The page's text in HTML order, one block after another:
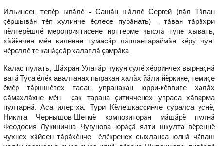
Ильинсен тепĕр ывăлĕ - Сашăн шăллĕ Сергей (вăл Тăван
çĕршывăн тĕп хулинче ĕçлесе пурăнать) - тăван тăрăхри
пĕлтерĕшлĕ мероприятисене ирттерме чыслă тÿпе хывать,
хăйĕнчен мĕн килнине тумасăр лăплантараймăн хĕрÿ чун-
чĕреллĕ те канăçсăр халавлă çамрăка.
Калас пулать, Шăхран-Улатăр чукун çулĕ хĕрринчех вырнаçнă
ватă Туçа ĕлĕк-авалтанах пыракан халăх йăли-йĕркине, темиçе
ĕмĕр тăршшĕпех тасан упранакан юрри-кĕввипе халăх
сăмахлăхне мĕн çак тарана çитичченех упраса хăварма
пултарнă. Аса илер-ха: Тури Кĕлешкассинче çуралса ÿснĕ,
Никита Чернышов-Шетмĕ композиторăн мăшăрĕ пулнă
Феодосия Лукинична Чугунова юрăçă ялти шкулта вĕреннĕ
чухнех хăйсен тăрăхĕнче ĕлĕкренех сыхланса юлнă чăваш